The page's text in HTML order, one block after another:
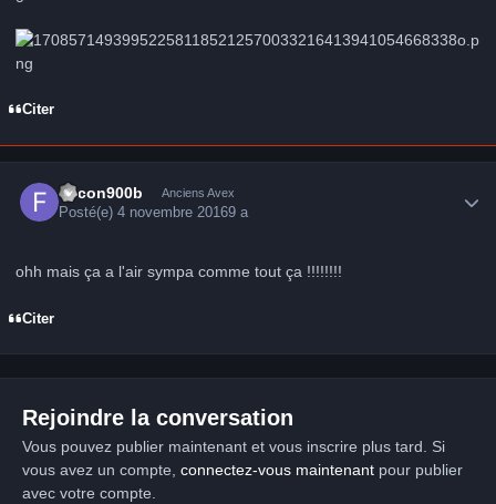
Citer
falcon900b Anciens Avex
Posté(e)4 novembre 20169 a
ohh mais ça a l'air sympa comme tout ça !!!!!!!!
Citer
Rejoindre la conversation
Vous pouvez publier maintenant et vous inscrire plus tard. Si
vous avez un compte, connectez-vous maintenantpour publier
avec votre compte.